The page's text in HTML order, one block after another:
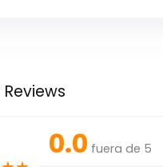
Reviews
0.0 fuera de 5